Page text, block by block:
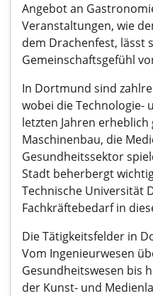
Angebot an
Veranstaltungen, wie
dem Drachenfest, lässt
Gemeinschaftsgefühl
In Dortmund sind
wobei die Technologie-
letzten Jahren
Maschinenbau, die
Gesundheitssektor
Stadt beherbergt
Technische Universität
Fachkräftebedarf in
Die Tätigkeitsfelder in
Vom Ingenieurwesen
Gesundheitswesen bis
der Kunst- und